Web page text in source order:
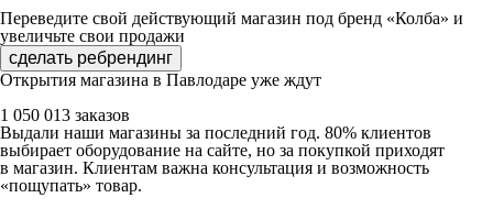
Переведите свой действующий магазин под бренд «Колба» и
увеличьте свои продажи
сделать ребрендинг
Открытия магазина в Павлодаре уже ждут
1 050 013 заказов
Выдали наши магазины за последний год. 80% клиентов
выбирает оборудование на сайте, но за покупкой приходят
в магазин. Клиентам важна консультация и возможность
«пощупать» товар.